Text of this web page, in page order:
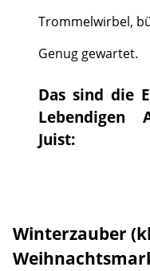
Trommelwirbel,
Genug gewartet.
Das sind die
Lebendigen
Juist:
Winterzauber